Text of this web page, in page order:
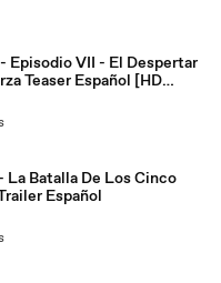
Episodio VII - El Despertar
Teaser Español [HD
La Batalla De Los Cinco
Español